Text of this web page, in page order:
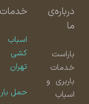
درباره‌ی
باراست
خدمات
باربری و
اسباب
خدمات
اسباب
کشی
تهران
حمل بار